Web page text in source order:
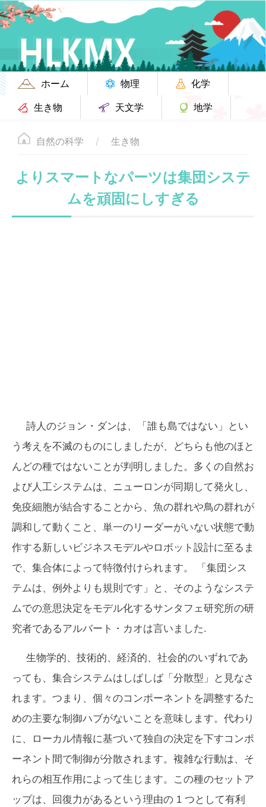
ホーム 物理
化学
生き物
天文学 地学
自然の科学 生き物
よりスマートなパーツは集団システ
ムを頑固にしすぎる
詩人のジョン・ダンは、「誰も島ではない」とい
う考えを不滅のものにしましたが、どちらも他のほと
んどの種ではないことが判明しました。多くの自然お
よび人工システムは、ニューロンが同期して発火し、
免疫細胞が結合することから、魚の群れや鳥の群れが
調和して動くこと、単一のリーダーがいない状態で動
作する新しいビジネスモデルやロボット設計に至るま
で、集合体によって特徴付けられます。 「集団シス
テムは、例外よりも規則です」と、そのようなシステ
ムでの意思決定をモデル化するサンタフェ研究所の研
究者であるアルバート・カオは言いました.
生物学的、技術的、経済的、社会的のいずれであ
っても、集合システムはしばしば「分散型」と見なさ
れます。つまり、個々のコンポーネントを調整するた
めの主要な制御ハブがないことを意味します。代わり
に、ローカル情報に基づいて独自の決定を下すコンポ
ーネント間で制御が分散されます。複雑な行動は、そ
れらの相互作用によって生じます。この種のセットア
ップは、回復力があるという理由の 1 つとして有利